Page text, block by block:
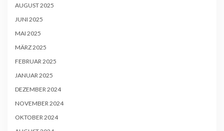
AUGUST 2025
JUNI 2025
MAI 2025
MÄRZ 2025
FEBRUAR 2025
JANUAR 2025
DEZEMBER 2024
NOVEMBER 2024
OKTOBER 2024